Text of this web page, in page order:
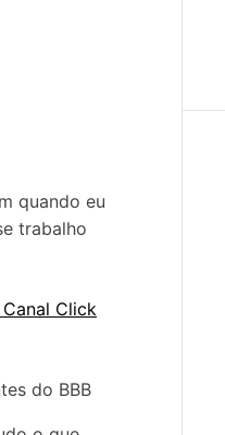
quando eu
trabalho
Click